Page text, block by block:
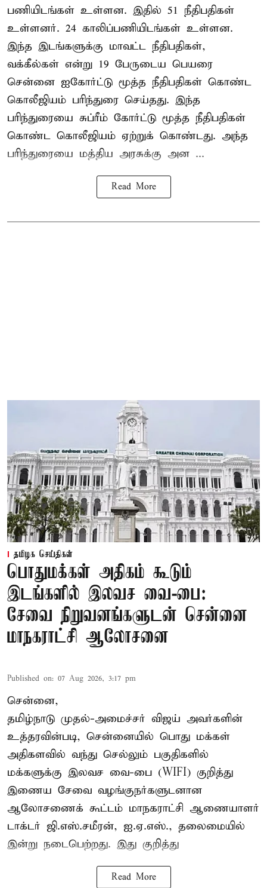
பணியிடங்கள் உள்ளன. இதில் 51 நீதிபதிகள்
உள்ளனர். 24 காலிப்பணியிடங்கள் உள்ளன.
இந்த இடங்களுக்கு மாவட்ட நீதிபதிகள்,
வக்கீல்கள் என்று 19 பேருடைய பெயரை
சென்னை ஐகோர்ட்டு மூத்த நீதிபதிகள் கொண்ட
கொலீஜியம் பரிந்துரை செய்தது. இந்த
பரிந்துரையை சுப்ரீம் கோர்ட்டு மூத்த நீதிபதிகள்
கொண்ட கொலீஜியம் ஏற்றுக் கொண்டது. அந்த
பரிந்துரையை மத்திய அரசுக்கு அன ...
Read More
தமிழக செய்திகள்
பொதுமக்கள் அதிகம் கூடும்
இடங்களில் இலவச வை-பை:
சேவை நிறுவனங்களுடன் சென்னை
மாநகராட்சி ஆலோசனை
Published on: 07 Aug 2026, 3:17 pm
சென்னை,
தமிழ்நாடு முதல்-அமைச்சர் விஜய் அவர்களின்
உத்தரவின்படி, சென்னையில் பொது மக்கள்
அதிகளவில் வந்து செல்லும் பகுதிகளில்
மக்களுக்கு இலவச வை-பை (WIFI) குறித்து
இணைய சேவை வழங்குநர்களுடனான
ஆலோசணைக் கூட்டம் மாநகராட்சி ஆணையாளர்
டாக்டர் ஜி.எஸ்.சமீரன், ஐ.ஏ.எஸ்., தலைமையில்
இன்று நடைபெற்றது. இது குறித்து
Read More